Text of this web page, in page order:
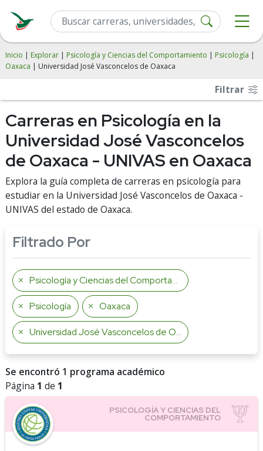
Inicio | Explorar | Psicología y Ciencias del Comportamiento | Psicología |
Oaxaca | Universidad José Vasconcelos de Oaxaca
Filtrar
Carreras en Psicología en la
Universidad José Vasconcelos
de Oaxaca - UNIVAS en Oaxaca
Explora la guía completa de carreras en psicología para
estudiar en la Universidad José Vasconcelos de Oaxaca -
UNIVAS del estado de Oaxaca.
Filtrado Por
Psicología y Ciencias del Comportamiento
Psicología Oaxaca
Universidad José Vasconcelos de Oaxaca
Se encontró 1 programa académico
Página 1 de 1